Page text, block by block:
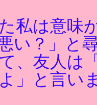
私は意味
い？」と
、友人は
」と言い